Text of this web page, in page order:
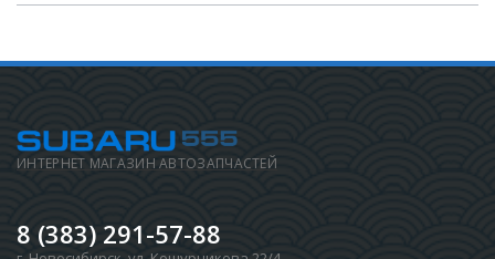
ИНТЕРНЕТ МАГАЗИН АВТОЗАПЧАСТЕЙ
8 (383) 291-57-88